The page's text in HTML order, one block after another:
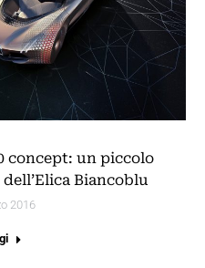
concept: un piccolo
Biancoblu
2016